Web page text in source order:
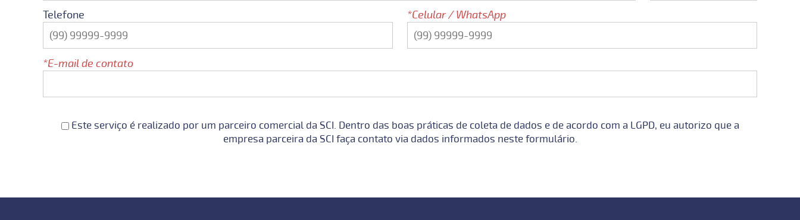
Telefone Celular / WhatsApp
E-mail de contato
Este serviço é realizado por um parceiro comercial da SCI. Dentro das boas práticas de coleta de dados e de acordo com a LGPD, eu autorizo que a
empresa parceira da SCI faça contato via dados informados neste formulário.